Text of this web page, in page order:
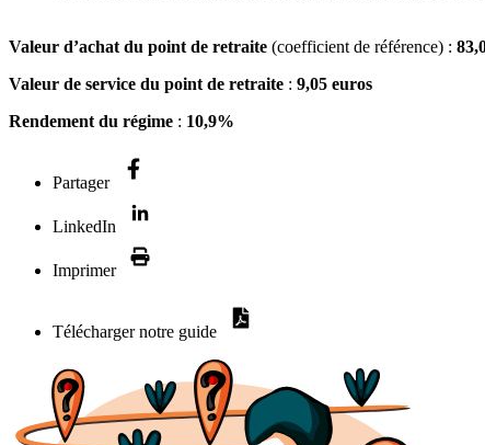
Valeur d’achat du point de retraite (coefficient de référence) :
Valeur de service du point de retraite : 9,05 euros
Rendement du régime : 10,9%
Partager
LinkedIn
Imprimer
Télécharger notre guide